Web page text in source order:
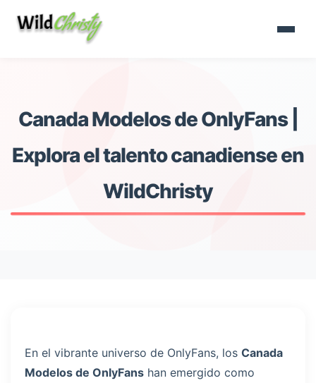
Canada Modelos de OnlyFans |
Explora el talento canadiense en
WildChristy
En el vibrante universo de OnlyFans, los Canada
Modelos de OnlyFans han emergido como